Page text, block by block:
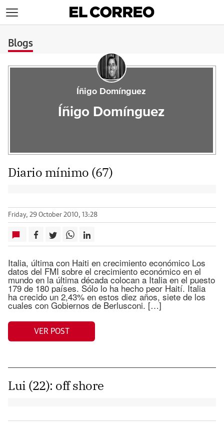
Blogs
Íñigo Domínguez
Íñigo Domínguez
Diario mínimo (67)
Friday, 29 October 2010, 13:28
Italia, última con Haiti en crecimiento económico Los
datos del FMI sobre el crecimiento económico en el
mundo en la última década colocan a Italia en el puesto
179 de 180 países. Sólo lo ha hecho peor Haití. Italia
ha crecido un 2,43% en estos diez años, siete de los
cuales con Gobiernos de Berlusconi. […]
VER POST
Lui (22): off shore